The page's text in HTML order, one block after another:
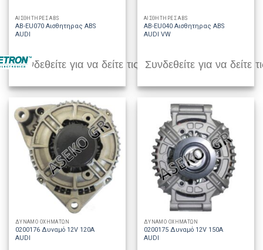
ΑΙΣΘΗΤΗΡΕΣ ABS
AB-EU070 Αισθητηρας ABS
AUDI
Συνδεθείτε για να δείτε τις τιμές
ΑΙΣΘΗΤΗΡΕΣ ABS
AB-EU040 Αισθητηρας ABS
AUDI VW
Συνδεθείτε για να δείτε
ΔΥΝΑΜΟ ΟΧΗΜΑΤΩΝ
0200176 Δυναμό 12V 120A
AUDI
ΔΥΝΑΜΟ ΟΧΗΜΑΤΩΝ
0200175 Δυναμό 12V 150A
AUDI